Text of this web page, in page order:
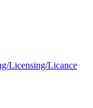
Licensing/Licance